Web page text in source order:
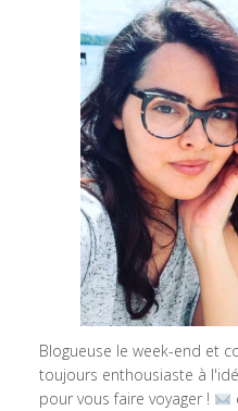
Blogueuse le week-end et
toujours enthousiaste à
pour vous faire voyager !